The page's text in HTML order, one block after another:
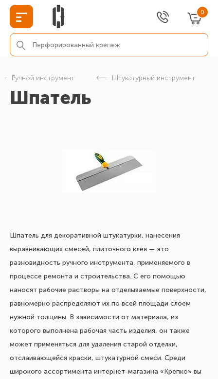
0
Ручной инструмент Штукатурный инструмент
Шпатель
Шпатель для декоративной штукатурки, нанесения
выравнивающих смесей, плиточного клея — это
разновидность ручного инструмента, применяемого в
процессе ремонта и строительства. С его помощью
наносят рабочие растворы на отделываемые поверхности,
равномерно распределяют их по всей площади слоем
нужной толщины. В зависимости от материала, из
которого выполнена рабочая часть изделия, он также
может применяться для удаления старой отделки,
отслаивающейся краски, штукатурной смеси. Среди
широкого ассортимента интернет-магазина «Крепко» вы